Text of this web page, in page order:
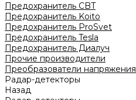
Предохранитель CBT
Предохранитель Koito
Предохранитель ProSvet
Предохранитель Tesla
Предохранитель Диалуч
Прочие производители
Преобразователи напряжения
Радар-детекторы
Назад